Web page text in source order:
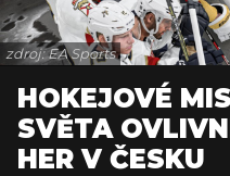
zdroj: EA Sports
HOKEJOVÉ
SVĚTA
HER V ČESKU